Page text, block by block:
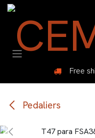
Ir al contenido
Free
Pedaliers